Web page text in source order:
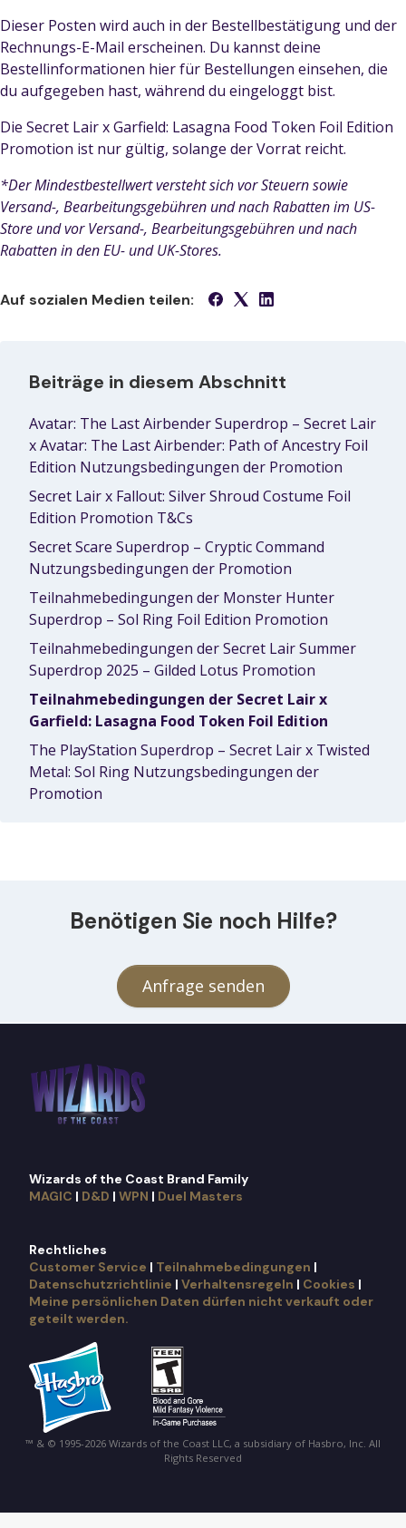
Dieser Posten wird auch in der Bestellbestätigung und der
Rechnungs-E-Mail erscheinen. Du kannst deine
Bestellinformationen hier für Bestellungen einsehen, die
du aufgegeben hast, während du eingeloggt bist.
Die Secret Lair x Garfield: Lasagna Food Token Foil Edition
Promotion ist nur gültig, solange der Vorrat reicht.
*Der Mindestbestellwert versteht sich vor Steuern sowie
Versand-, Bearbeitungsgebühren und nach Rabatten im US-
Store und vor Versand-, Bearbeitungsgebühren und nach
Rabatten in den EU- und UK-Stores.
Auf sozialen Medien teilen:
Beiträge in diesem Abschnitt
Avatar: The Last Airbender Superdrop – Secret Lair
x Avatar: The Last Airbender: Path of Ancestry Foil
Edition Nutzungsbedingungen der Promotion
Secret Lair x Fallout: Silver Shroud Costume Foil
Edition Promotion T&Cs
Secret Scare Superdrop – Cryptic Command
Nutzungsbedingungen der Promotion
Teilnahmebedingungen der Monster Hunter
Superdrop – Sol Ring Foil Edition Promotion
Teilnahmebedingungen der Secret Lair Summer
Superdrop 2025 – Gilded Lotus Promotion
Teilnahmebedingungen der Secret Lair x
Garfield: Lasagna Food Token Foil Edition
The PlayStation Superdrop – Secret Lair x Twisted
Metal: Sol Ring Nutzungsbedingungen der
Promotion
Benötigen Sie noch Hilfe?
Anfrage senden
Wizards of the Coast Brand Family
MAGIC | D&D | WPN | Duel Masters
Rechtliches
Customer Service | Teilnahmebedingungen |
Datenschutzrichtlinie | Verhaltensregeln | Cookies |
Meine persönlichen Daten dürfen nicht verkauft oder
geteilt werden.
™ & © 1995-2026 Wizards of the Coast LLC, a subsidiary of Hasbro, Inc. All
Rights Reserved